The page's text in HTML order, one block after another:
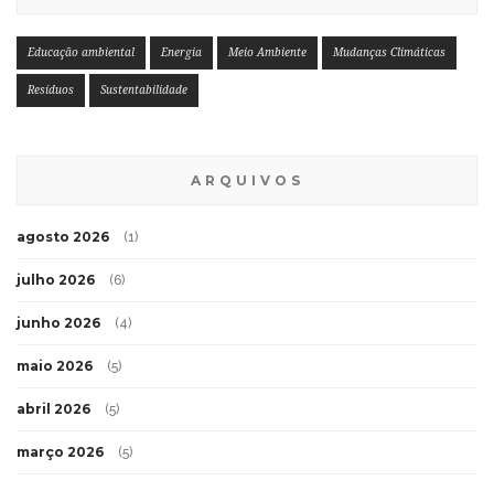
Educação ambiental Energia Meio Ambiente Mudanças Climáticas
Resíduos Sustentabilidade
ARQUIVOS
agosto 2026 (1)
julho 2026 (6)
junho 2026 (4)
maio 2026 (5)
abril 2026 (5)
março 2026 (5)